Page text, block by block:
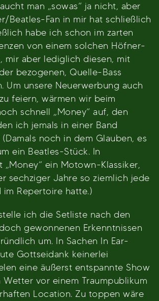
man „sowas“ ja nicht, aber
Beatles-Fan in mir hat schließlich
habe ich schon im zarten
von einem solchen Höfner-
mir aber lediglich diesen, mit
bezogenen, Quelle-Bass
Um unsere Neuerwerbung auch
feiern, wärmen wir beim
schnell „Money“ auf, den
ich jemals in einer Band
noch in dem Glauben, es
ein Beatles-Stück. In
ein Motown-Klassiker,
sechziger Jahre so ziemlich jede
im Repertoire hatte.)
ich die Setliste nach den
gewonnenen Erkenntnissen
um. In Sachen In Ear-
Gottseidank keinerlei
eine äußerst entspannte Show
vor einem Traumpublikum
Location. Zu toppen wäre